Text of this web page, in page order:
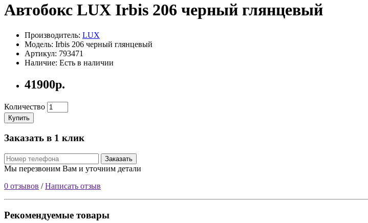
Автобокс LUX Irbis 206 черный глянцевый
Производитель: LUX
Модель: Irbis 206 черный глянцевый
Артикул: 793471
Наличие: Есть в наличии
41900р.
Количество
Купить
Заказать в 1 клик
Заказать
Мы перезвоним Вам и уточним детали
0 отзывов /Написать отзыв
Рекомендуемые товары